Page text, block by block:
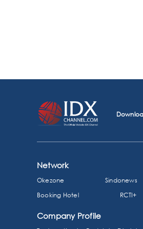
Network
Okezone Sindonews
Booking Hotel
RCTI+
Company Profile